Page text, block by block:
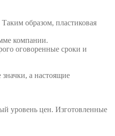
образом, пластиковая
компании.
оговоренные сроки и
а настоящие
уровень цен. Изготовленные